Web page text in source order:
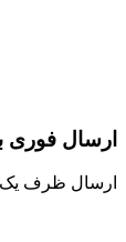
ارسال فوری
ارسال ظرف یک